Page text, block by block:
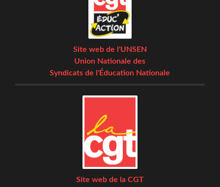
Site web de l'UNSEN
Union Nationale des
Syndicats de l'Éducation Nationale
Site web de la CGT